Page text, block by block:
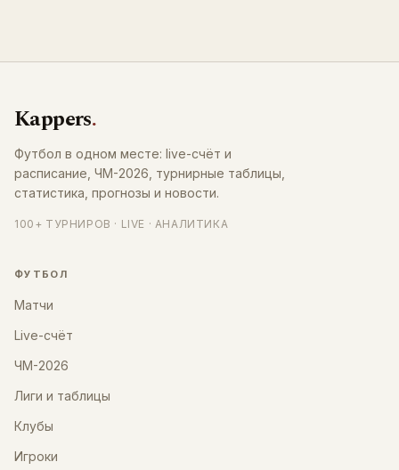
Kappers.
Футбол в одном месте: live-счёт и
расписание, ЧМ-2026, турнирные таблицы,
статистика, прогнозы и новости.
100+ ТУРНИРОВ · LIVE · АНАЛИТИКА
ФУТБОЛ
Матчи
Live-счёт
ЧМ-2026
Лиги и таблицы
Клубы
Игроки